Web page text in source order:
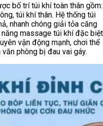
bố trí túi khí toàn thân gồm:
túi khí thân. Hệ thống túi
nhanh chóng giải tỏa căng
massage túi khí đặc biệt
vận động mạnh, chơi thể
phòng bị đau vai gáy.